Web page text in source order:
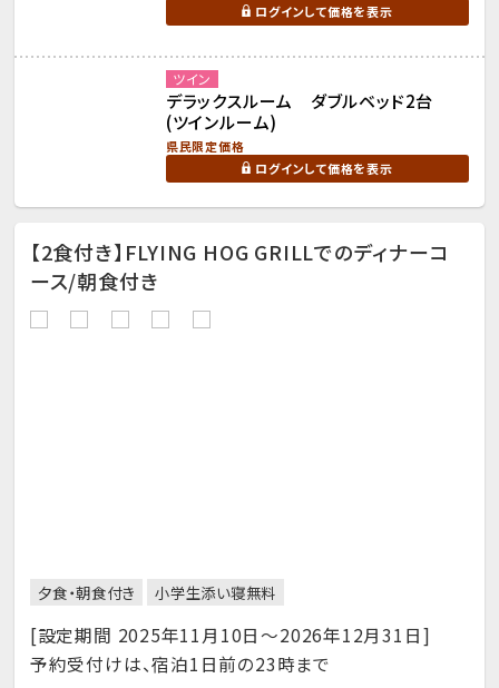
ログインして価格を表示
ツイン
デラックスルーム ダブルベッド2台
(ツインルーム)
県民限定価格
ログインして価格を表示
【2食付き】FLYING HOG GRILLでのディナーコ
ース/朝食付き
夕食・朝食付き 小学生添い寝無料
[設定期間 2025年11月10日～2026年12月31日]
予約受付けは、宿泊1日前の23時まで